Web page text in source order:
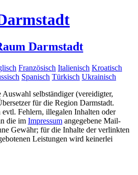
Darmstadt
Französisch Italienisch Kroatisch
Spanisch Türkisch Ukrainisch
selbständiger (vereidigter,
für die Region Darmstadt.
Fehlern, illegalen Inhalten oder
die im Impressum angegebene Mail-
Gewähr; für die Inhalte der verlinkten
Leistungen wird keinerlei